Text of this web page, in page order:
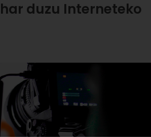
duzu Interneteko